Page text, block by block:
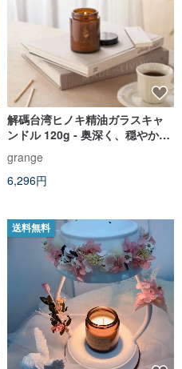
解碼台湾ヒノキ精油ガラスキャ
ンドル 120g - 奥深く、穏やか
マーとの併用も可能です。
grange
6,296円
送料無料